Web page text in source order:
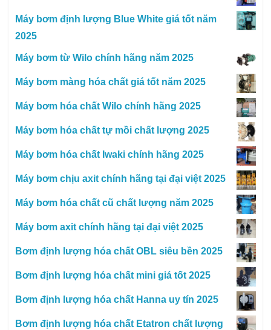
Máy bơm định lượng Blue White giá tốt năm
2025
Máy bơm từ Wilo chính hãng năm 2025
Máy bơm màng hóa chất giá tốt năm 2025
Máy bơm hóa chất Wilo chính hãng 2025
Máy bơm hóa chất tự mồi chất lượng 2025
Máy bơm hóa chất Iwaki chính hãng 2025
Máy bơm chịu axit chính hãng tại đại việt 2025
Máy bơm hóa chất cũ chất lượng năm 2025
Máy bơm axit chính hãng tại đại việt 2025
Bơm định lượng hóa chất OBL siêu bền 2025
Bơm định lượng hóa chất mini giá tốt 2025
Bơm định lượng hóa chất Hanna uy tín 2025
Bơm định lượng hóa chất Etatron chất lượng